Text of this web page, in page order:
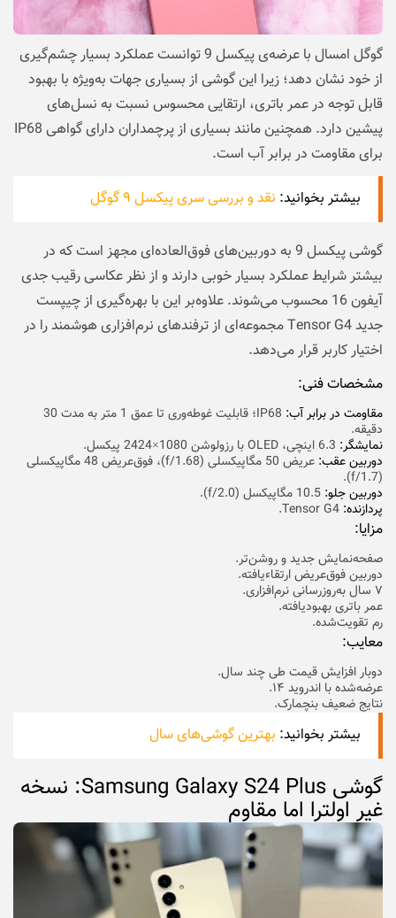
گوگل امسال با عرضه‌ی پیکسل 9 توانست عملکرد بسیار چشم‌گیری
از خود نشان دهد؛ زیرا این گوشی از بسیاری جهات به‌ویژه با بهبود
قابل توجه در عمر باتری، ارتقایی محسوس نسبت به نسل‌های
پیشین دارد. همچنین مانند بسیاری از پرچمداران دارای گواهی IP68
برای مقاومت در برابر آب است.
بیشتر بخوانید: نقد و بررسی سری پیکسل ۹ گوگل
گوشی پیکسل 9 به دوربین‌های فوق‌العاده‌ای مجهز است که در
بیشتر شرایط عملکرد بسیار خوبی دارند و از نظر عکاسی رقیب جدی
آیفون 16 محسوب می‌شوند. علاوه‌بر این با بهره‌گیری از چیپست
جدید Tensor G4 مجموعه‌ای از ترفندهای نرم‌افزاری هوشمند را در
اختیار کاربر قرار می‌دهد.
مشخصات فنی:
مقاومت در برابر آب:
IP68؛ قابلیت غوطه‌وری تا عمق 1 متر به مدت 30
دقیقه.
نمایشگر:
دوربین عقب:‌
عریض 50 مگاپیکسلی (f/1.68)، فوق‌عریض 48 مگاپیکسلی
(f/1.7).
دوربین جلو:
پردازنده:
مزایا:
صفحه‌نمایش جدید و روشن‌تر.
دوربین فوق‌عریض ارتقاءیافته.
۷ سال به‌روزرسانی نرم‌افزاری.
عمر باتری بهبود‌یافته.
رم تقویت‌شده.
معایب:
دوبار افزایش قیمت طی چند سال.
عرضه‌شده با اندروید ۱۴.
نتایج ضعیف بنچمارک.
بیشتر بخوانید: بهترین گوشی‌های سال
گوشی Samsung Galaxy S24 Plus: نسخه
غیر اولترا اما مقاوم